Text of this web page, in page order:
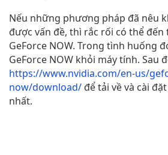
Nếu những phương pháp đã nêu
được vấn đề, thì rắc rối có thể
GeForce NOW. Trong tình huống
GeForce NOW khỏi máy tính. Sau
https://www.nvidia.com/en-us/
now/download/ để tải về và cài
nhất.